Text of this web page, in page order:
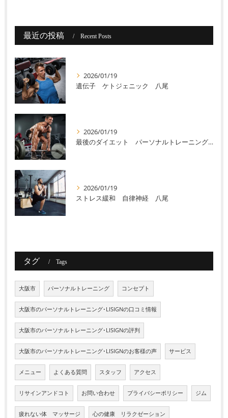
最近の投稿 Recent Posts
2026/01/19
遺伝子 ケトジェニック 八尾
2026/01/19
最後のダイエット パーソナルトレーニング 八尾
2026/01/19
ストレス緩和 自律神経 八尾
タグ Tags
大阪市 パーソナルトレーニング コンセプト
大阪市のパーソナルトレーニング･LISIGNの口コミ情報
大阪市のパーソナルトレーニング･LISIGNの評判
大阪市のパーソナルトレーニング･LISIGNのお客様の声 サービス
メニュー よくある質問 スタッフ アクセス
リサインアンドコト お問い合わせ プライバシーポリシー ジム
疲れない体 マッサージ 心の健康 リラクゼーション